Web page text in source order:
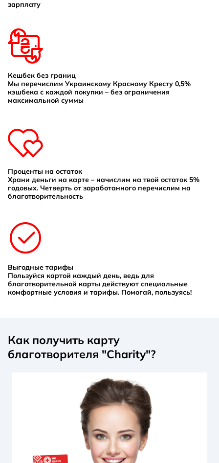
зарплату
Кешбек без границ
Мы перечислим Украинскому Красному Кресту 0,5%
кэшбека с каждой покупки – без ограничения
максимальной суммы
Проценты на остаток
Храни деньги на карте – начислим на твой остаток 5%
годовых. Четверть от заработанного перечислим на
благотворительность
Выгодные тарифы
Пользуйся картой каждый день, ведь для
благотворительной карты действуют специальные
комфортные условия и тарифы. Помогай, пользуясь!
Как получить карту
благотворителя "Charity"?